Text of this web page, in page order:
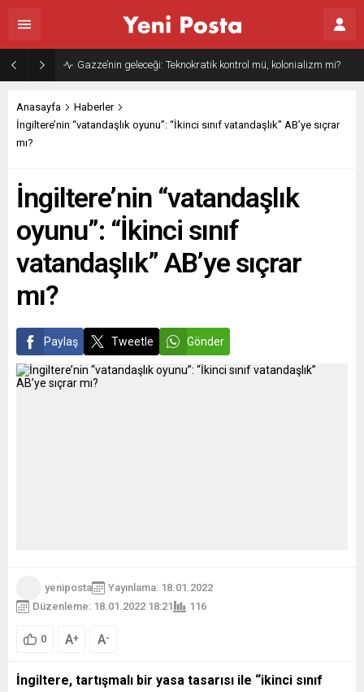
Gazze’nin geleceği: Teknokratik kontrol mü, kolonializm mi?
Anasayfa
Haberler
İngiltere’nin “vatandaşlık oyunu”: “İkinci sınıf vatandaşlık” AB’ye sıçrar
mı?
İngiltere’nin “vatandaşlık
oyunu”: “İkinci sınıf
vatandaşlık” AB’ye sıçrar
mı?
Paylaş Tweetle Gönder
yeniposta
Yayınlama: 18.01.2022
Düzenleme: 18.01.2022 18:21
116
0 A+ A-
İngiltere, tartışmalı bir yasa tasarısı ile “ikinci sınıf